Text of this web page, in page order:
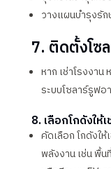
วางแผนบำรุงรัก
7. ติดตั้งโซ
หาก เช่าโรงงาน
ระบบโซลาร์รูฟ
8. เลือกโกดังใ
คัดเลือก โกดังใ
พลังงาน เช่น พื้น